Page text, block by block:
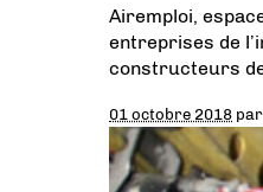
Airemploi,
entreprises de
constructeurs
01 octobre 2018 par